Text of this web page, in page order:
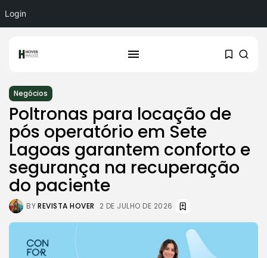
Login
Negócios
Poltronas para locação de
pós operatório em Sete
Lagoas garantem conforto e
segurança na recuperação
do paciente
BYREVISTA HOVER 2 DE JULHO DE 2026